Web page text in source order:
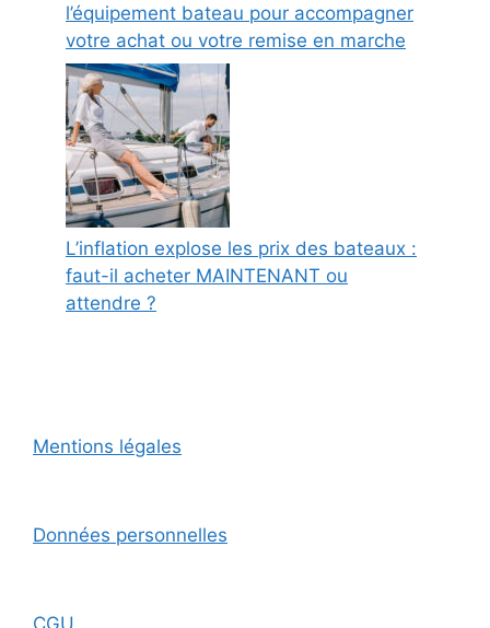
l’équipement bateau pour accompagner
votre achat ou votre remise en marche
L’inflation explose les prix des bateaux :
faut-il acheter MAINTENANT ou
attendre ?
Mentions légales
Données personnelles
CGU